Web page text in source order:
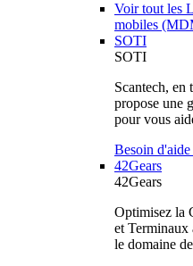
Voir tout les
mobiles
SOTI
SOTI
Scantech, en
propose une
pour vous
Besoin
42Gears
42Gears
Optimisez la
et Terminaux
le domaine